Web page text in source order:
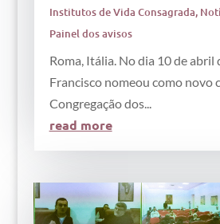
Institutos de Vida Consagrada,
Painel dos avisos
Roma, Itália. No dia 10 de abril
Francisco nomeou como novo
Congregação dos...
read more